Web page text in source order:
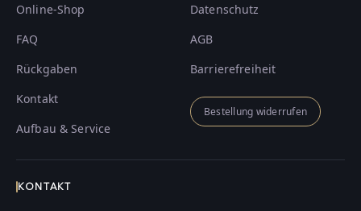
Online-Shop
FAQ
Rückgaben
Kontakt
Aufbau & Service
Datenschutz
AGB
Barrierefreiheit
Bestellung widerrufen
KONTAKT